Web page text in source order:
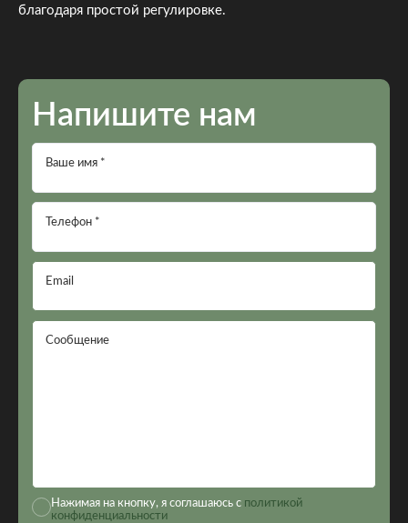
благодаря простой регулировке.
Напишите нам
Ваше имя *
Телефон *
Email
Сообщение
Нажимая на кнопку, я соглашаюсь с политикой
конфиденциальности